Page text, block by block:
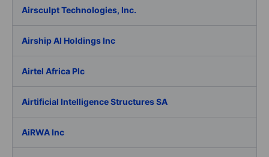
Airsculpt Technologies, Inc.
Airship AI Holdings Inc
Airtel Africa Plc
Airtificial Intelligence Structures SA
AiRWA Inc